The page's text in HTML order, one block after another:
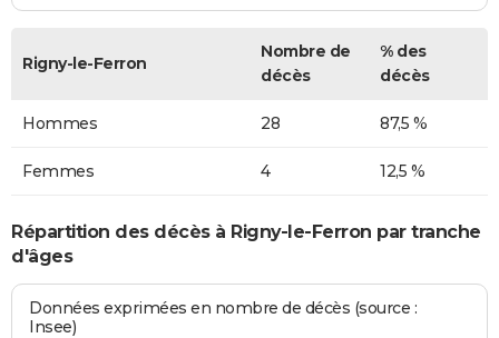
Rigny-le-Ferron
Nombre de
décès
% des
décès
Hommes 28 87,5 %
Femmes 4 12,5 %
Répartition des décès à Rigny-le-Ferron par tranche
d'âges
Données exprimées en nombre de décès (source :
Insee)